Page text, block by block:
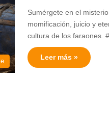
Sumérgete en el
momificación, juicio y
cultura de los faraones.
Leer más »